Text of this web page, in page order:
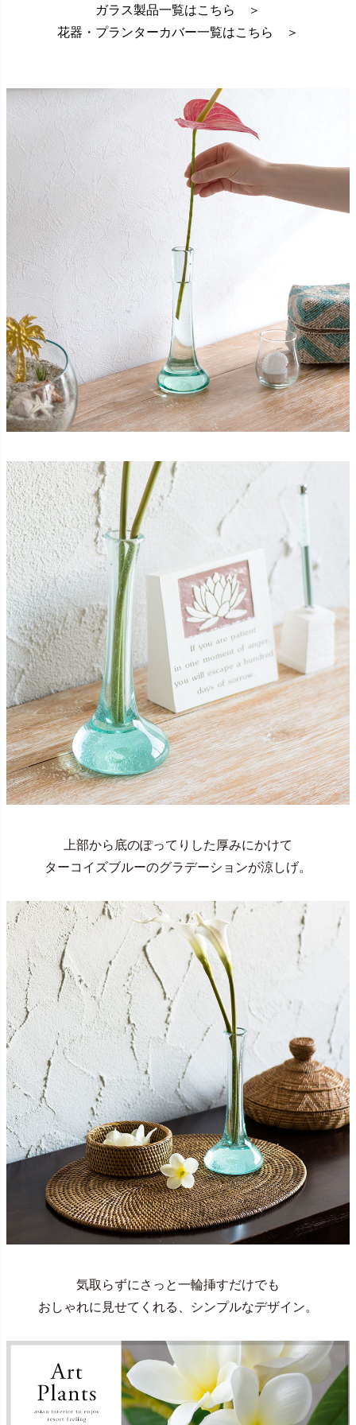
ガラス製品一覧はこちら ＞
花器・プランターカバー一覧はこちら ＞
上部から底のぽってりした厚みにかけて
ターコイズブルーのグラデーションが涼しげ。
気取らずにさっと一輪挿すだけでも
おしゃれに見せてくれる、シンプルなデザイン。